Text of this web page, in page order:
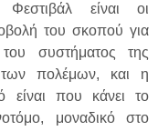
είναι οι
του σκοπού για
συστήματος της
των πολέμων, και η
είναι που κάνει το
μοναδικό στο